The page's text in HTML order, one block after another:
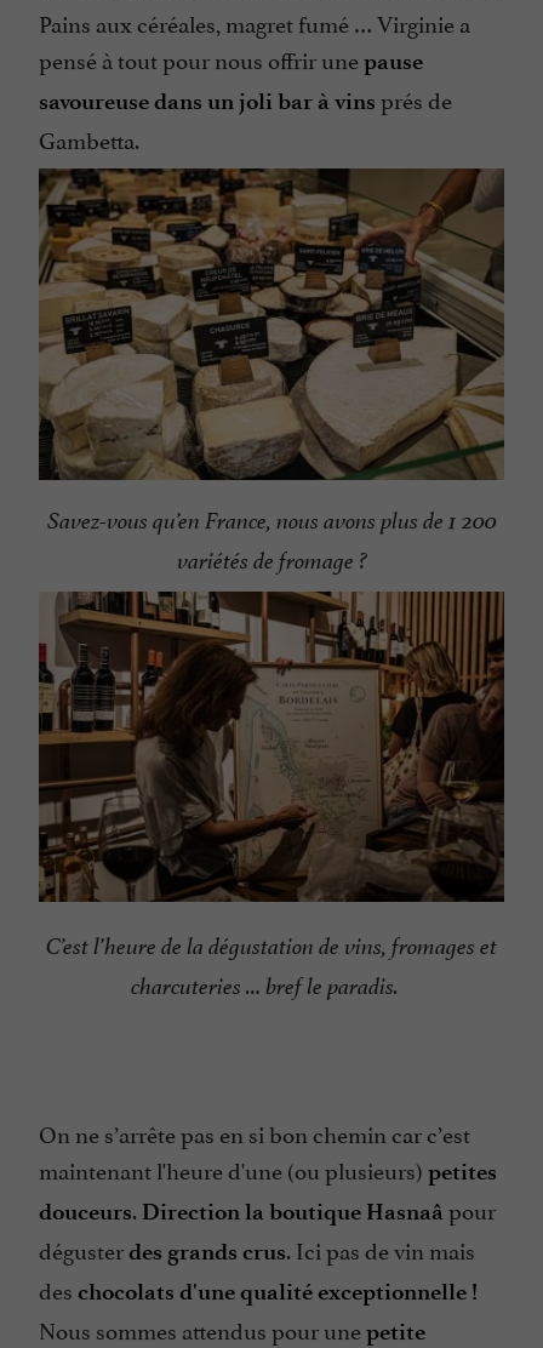
Pains aux céréales, magret fumé … Virginie a
pensé à tout pour nous offrir unepause
savoureuse dans un joli bar à vins prés de
Gambetta.
Savez-vous qu’en France, nous avons plus de 1 200
variétés de fromage ?
C’est l’heure de la dégustation de vins, fromages et
charcuteries … bref le paradis.
On ne s’arrête pas en si bon chemin car c’est
maintenant l'heure d'une (ou plusieurs) petites
douceurs. Direction la boutique Hasnaâ pour
dégusterdes grands crus. Ici pas de vin mais
des chocolats d'une qualité exceptionnelle !
Nous sommes attendus pour unepetite